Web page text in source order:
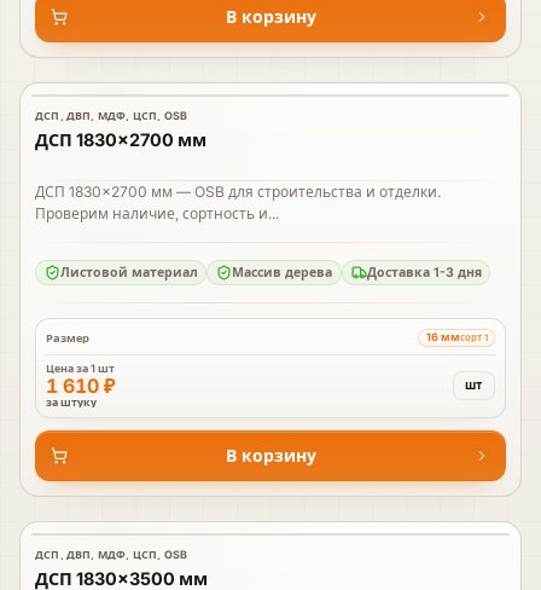
В корзину
В наличии
ДСП, ДВП, МДФ, ЦСП, OSB
ДСП 1830×2700 мм
ДСП 1830×2700 мм — OSB для строительства и отделки.
Проверим наличие, сортность и...
Листовой материал Массив дерева Доставка 1-3 дня
Размер 16 ммсорт 1
Цена за1 шт
1 610 ₽
за штуку
шт
В корзину
В наличии
ДСП, ДВП, МДФ, ЦСП, OSB
ДСП 1830×3500 мм